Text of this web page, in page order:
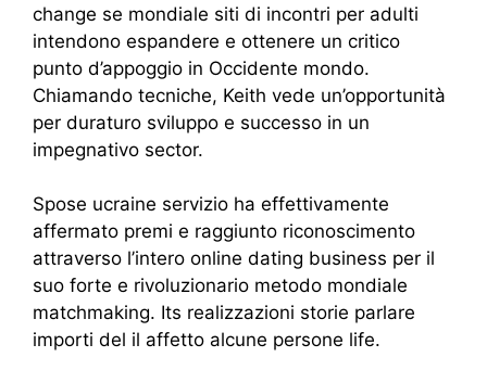
change se mondiale siti di incontri per adulti
intendono espandere e ottenere un critico
punto d’appoggio in Occidente mondo.
Chiamando tecniche, Keith vede un’opportunità
per duraturo sviluppo e successo in un
impegnativo sector.
Spose ucraine servizio ha effettivamente
affermato premi e raggiunto riconoscimento
attraverso l’intero online dating business per il
suo forte e rivoluzionario metodo mondiale
matchmaking. Its realizzazioni storie parlare
importi del il affetto alcune persone life.